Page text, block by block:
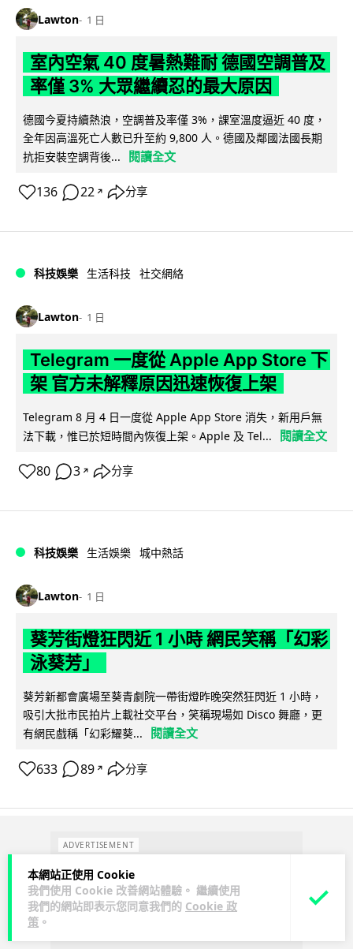
本網站正使用 Cookie
我們使用 Cookie 改善網站體驗。 繼續使用
我們的網站即表示您同意我們的 Cookie 政
策 。
Lawton 1 日
室內空氣 40 度暑熱難耐 德國空調普及
率僅 3% 大眾繼續忍的最大原因
德國今夏持續熱浪，空調普及率僅 3%，課室溫度逼近 40 度，
全年因高溫死亡人數已升至約 9,800 人。德國及鄰國法國長期
抗拒安裝空調背後...
閱讀全文
136 22 ↗ 分享
科技娛樂 生活科技 社交網絡
Lawton 1 日
Telegram 一度從 Apple App Store 下
架 官方未解釋原因迅速恢復上架
Telegram 8 月 4 日一度從 Apple App Store 消失，新用戶無
法下載，惟已於短時間內恢復上架。Apple 及 Tel...
閱讀全文
80 3 ↗ 分享
科技娛樂 生活娛樂 城中熱話
Lawton 1 日
葵芳街燈狂閃近 1 小時 網民笑稱「幻彩
泳葵芳」
葵芳新都會廣場至葵青劇院一帶街燈昨晚突然狂閃近 1 小時，
吸引大批市民拍片上載社交平台，笑稱現場如 Disco 舞廳，更
有網民戲稱「幻彩耀葵...
閱讀全文
633 89 ↗ 分享
ADVERTISEMENT